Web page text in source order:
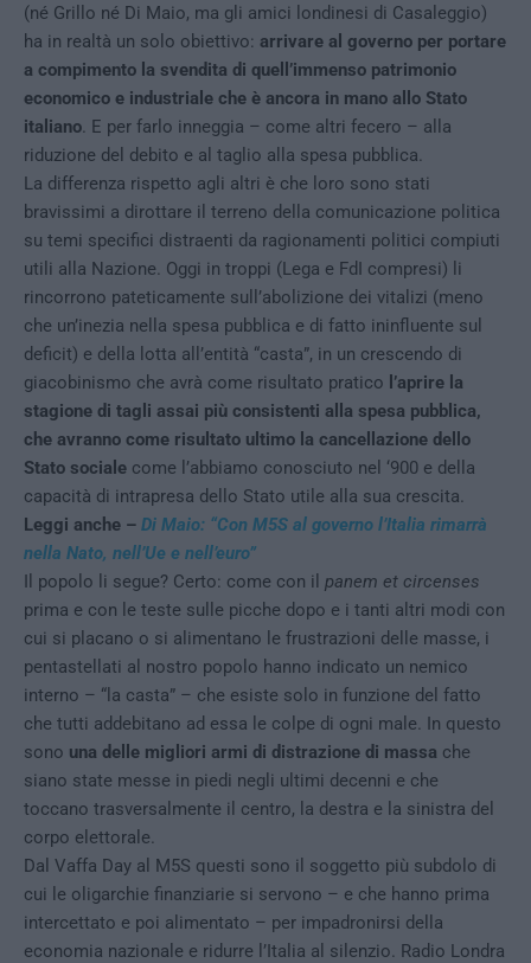
(né Grillo né Di Maio, ma gli amici londinesi di Casaleggio)
ha in realtà un solo obiettivo: arrivare al governo per portare
a compimento la svendita di quell’immenso patrimonio
economico e industriale che è ancora in mano allo Stato
italiano . E per farlo inneggia – come altri fecero – alla
riduzione del debito e al taglio alla spesa pubblica.
La differenza rispetto agli altri è che loro sono stati
bravissimi a dirottare il terreno della comunicazione politica
su temi specifici distraenti da ragionamenti politici compiuti
utili alla Nazione. Oggi in troppi (Lega e FdI compresi) li
rincorrono pateticamente sull’abolizione dei vitalizi (meno
che un’inezia nella spesa pubblica e di fatto ininfluente sul
deficit) e della lotta all’entità “casta”, in un crescendo di
giacobinismo che avrà come risultato pratico l’aprire la
stagione di tagli assai più consistenti alla spesa pubblica,
che avranno come risultato ultimo la cancellazione dello
Stato sociale come l’abbiamo conosciuto nel ‘900 e della
capacità di intrapresa dello Stato utile alla sua crescita.
Leggi anche – Di Maio: “Con M5S al governo l’Italia rimarrà
nella Nato, nell’Ue e nell’euro”
Il popolo li segue? Certo: come con il panem et circenses
prima e con le teste sulle picche dopo e i tanti altri modi con
cui si placano o si alimentano le frustrazioni delle masse, i
pentastellati al nostro popolo hanno indicato un nemico
interno – “la casta” – che esiste solo in funzione del fatto
che tutti addebitano ad essa le colpe di ogni male. In questo
sono una delle migliori armi di distrazione di massa che
siano state messe in piedi negli ultimi decenni e che
toccano trasversalmente il centro, la destra e la sinistra del
corpo elettorale.
Dal Vaffa Day al M5S questi sono il soggetto più subdolo di
cui le oligarchie finanziarie si servono – e che hanno prima
intercettato e poi alimentato – per impadronirsi della
economia nazionale e ridurre l’Italia al silenzio. Radio Londra